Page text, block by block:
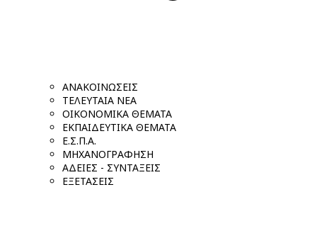
ΑΝΑΚΟΙΝΩΣΕΙΣ
ΤΕΛΕΥΤΑΙΑ ΝΕΑ
ΟΙΚΟΝΟΜΙΚΑ ΘΕΜΑΤΑ
ΕΚΠΑΙΔΕΥΤΙΚΑ ΘΕΜΑΤΑ
Ε.Σ.Π.Α.
ΜΗΧΑΝΟΓΡΑΦΗΣΗ
ΑΔΕΙΕΣ - ΣΥΝΤΑΞΕΙΣ
ΕΞΕΤΑΣΕΙΣ